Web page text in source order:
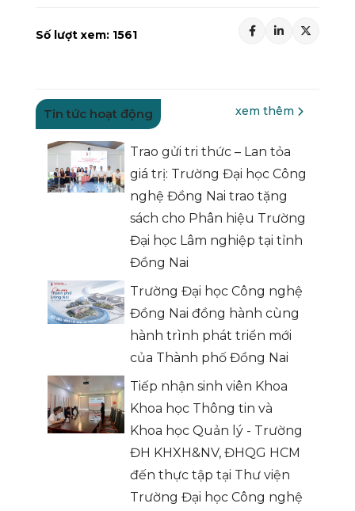
Số lượt xem: 1561
Tin tức hoạt động xem thêm
Trao gửi tri thức – Lan tỏa
giá trị: Trường Đại học Công
nghệ Đồng Nai trao tặng
sách cho Phân hiệu Trường
Đại học Lâm nghiệp tại tỉnh
Đồng Nai
Trường Đại học Công nghệ
Đồng Nai đồng hành cùng
hành trình phát triển mới
của Thành phố Đồng Nai
Tiếp nhận sinh viên Khoa
Khoa học Thông tin và
Khoa học Quản lý - Trường
ĐH KHXH&NV, ĐHQG HCM
đến thực tập tại Thư viện
Trường Đại học Công nghệ